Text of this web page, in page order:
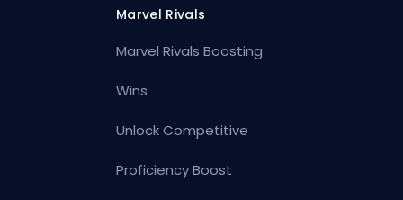
Marvel Rivals
Marvel Rivals Boosting
Wins
Unlock Competitive
Proficiency Boost